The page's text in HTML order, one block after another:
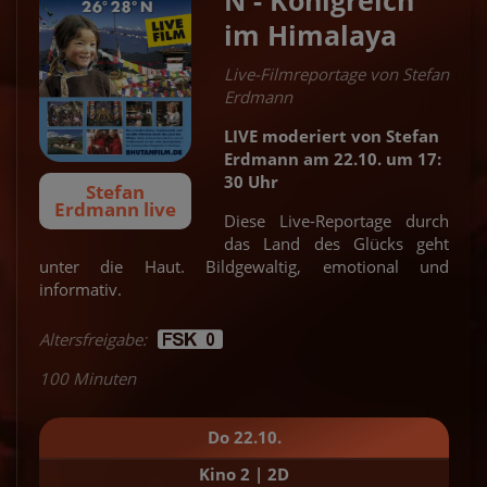
Stefan
Erdmann live
im Himalaya
Live-Filmreportage von Stefan
Erdmann
LIVE moderiert von Stefan
Erdmann am 22.10. um 17:
30 Uhr
Diese Live-Reportage durch
das Land des Glücks geht
unter die Haut. Bildgewaltig, emotional und
informativ.
Altersfreigabe:
100 Minuten
Do 22.10.
Kino 2 | 2D